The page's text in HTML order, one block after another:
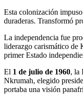
Esta colonización
duraderas. Transformó
La independencia fue
liderazgo carismático de
primer Estado
El 1 de julio de 1960, la
Nkrumah, elegido
portaba una visión